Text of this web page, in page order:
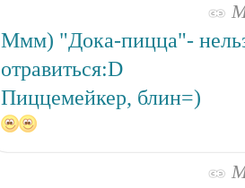
Ммм) "Дока-пицца"-
отравиться:D
Пиццемейкер, блин=)